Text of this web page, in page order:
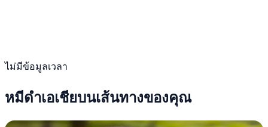
ไม่มีข้อมูลเวลา
หมีดำเอเชียบนเส้นทางของคุณ